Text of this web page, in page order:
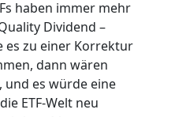
haben immer mehr
Dividend –
es zu einer Korrektur
dann wären
es würde eine
ETF-Welt neu